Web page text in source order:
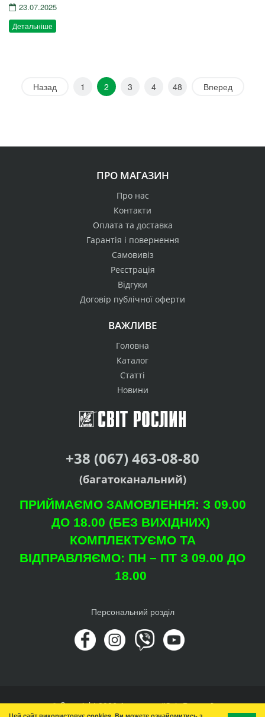
23.07.2025
Детальніше
Назад 1 2 3 4 48 Вперед
ПРО МАГАЗИН
Про нас
Контакти
Оплата та доставка
Гарантія і повернення
Самовивіз
Реєстрація
Відгуки
Договір публічної оферти
ВАЖЛИВЕ
Головна
Каталог
Статті
Новини
+38 (067) 463-08-80
(багатоканальний)
ПРИЙМАЄМО ЗАМОВЛЕННЯ: З 09.00
ДО 18.00 (БЕЗ ВИХІДНИХ)
КОМПЛЕКТУЄМО ТА
ВІДПРАВЛЯЄМО: ПН – ПТ З 09.00 ДО
18.00
Персональний розділ
© Copyright 2026 Агроцентр "Світ Рослин"
Цей сайт використовує cookies. Ви можете ознайомитись з